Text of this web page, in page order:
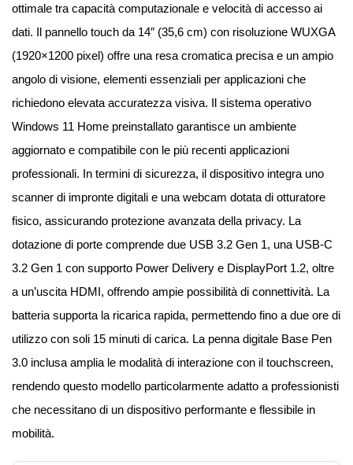
ottimale tra capacità computazionale e velocità di accesso ai
dati. Il pannello touch da 14″ (35,6 cm) con risoluzione WUXGA
(1920×1200 pixel) offre una resa cromatica precisa e un ampio
angolo di visione, elementi essenziali per applicazioni che
richiedono elevata accuratezza visiva. Il sistema operativo
Windows 11 Home preinstallato garantisce un ambiente
aggiornato e compatibile con le più recenti applicazioni
professionali. In termini di sicurezza, il dispositivo integra uno
scanner di impronte digitali e una webcam dotata di otturatore
fisico, assicurando protezione avanzata della privacy. La
dotazione di porte comprende due USB 3.2 Gen 1, una USB-C
3.2 Gen 1 con supporto Power Delivery e DisplayPort 1.2, oltre
a un’uscita HDMI, offrendo ampie possibilità di connettività. La
batteria supporta la ricarica rapida, permettendo fino a due ore di
utilizzo con soli 15 minuti di carica. La penna digitale Base Pen
3.0 inclusa amplia le modalità di interazione con il touchscreen,
rendendo questo modello particolarmente adatto a professionisti
che necessitano di un dispositivo performante e flessibile in
mobilità.